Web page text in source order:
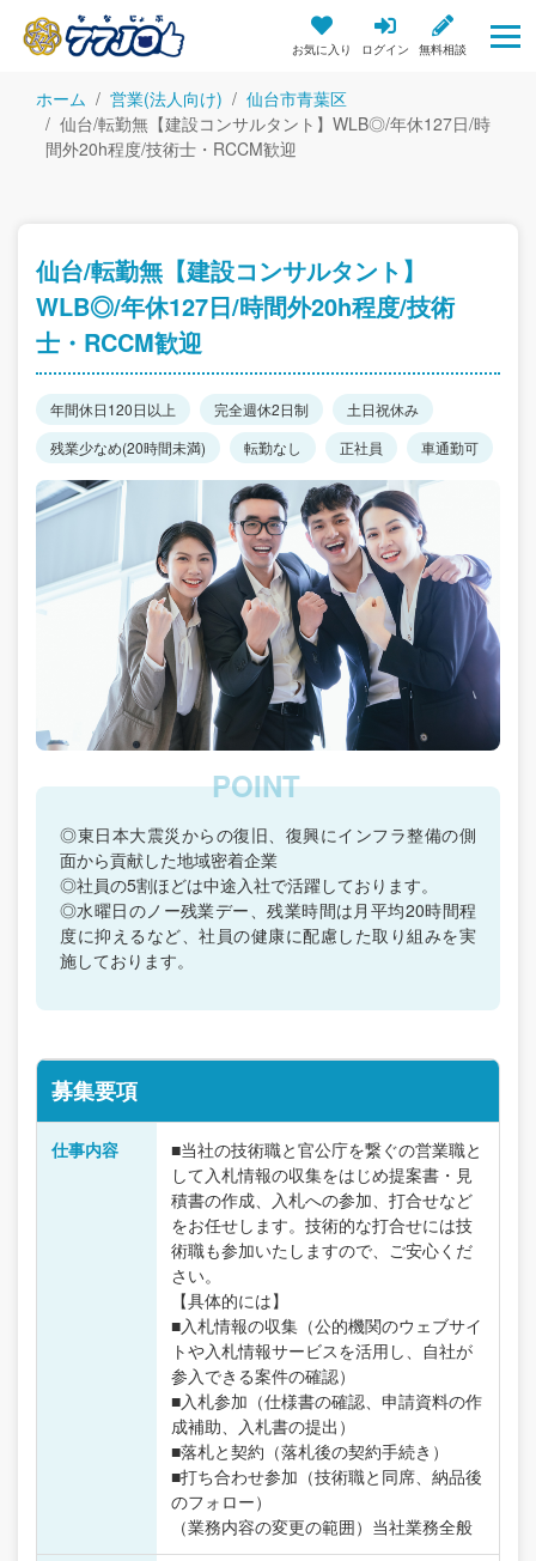
お気に入り ログイン 無料相談
ホーム 営業(法人向け)
仙台市青葉区
仙台/転勤無【建設コンサルタント】WLB◎/年休127日/時
間外20h程度/技術士・RCCM歓迎
仙台/転勤無【建設コンサルタント】
WLB◎/年休127日/時間外20h程度/技術
士・RCCM歓迎
年間休日120日以上 完全週休2日制
土日祝休み
残業少なめ(20時間未満)
転勤なし 正社員 車通勤可
◎東日本大震災からの復旧、復興にインフラ整備の側
面から貢献した地域密着企業
◎社員の5割ほどは中途入社で活躍しております。
◎水曜日のノー残業デー、残業時間は月平均20時間程
度に抑えるなど、社員の健康に配慮した取り組みを実
施しております。
募集要項
仕事内容
■当社の技術職と官公庁を繋ぐの営業職と
して入札情報の収集をはじめ提案書・見
積書の作成、入札への参加、打合せなど
をお任せします。技術的な打合せには技
術職も参加いたしますので、ご安心くだ
さい。
【具体的には】
■入札情報の収集（公的機関のウェブサイ
トや入札情報サービスを活用し、自社が
参入できる案件の確認）
■入札参加（仕様書の確認、申請資料の作
成補助、入札書の提出）
■落札と契約（落札後の契約手続き）
■打ち合わせ参加（技術職と同席、納品後
のフォロー）
（業務内容の変更の範囲）当社業務全般